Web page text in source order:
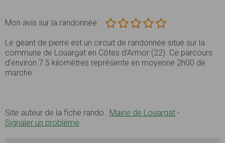
Mon avis sur la randonnée :
Le géant de pierre est un circuit de randonnée situé sur la
commune de Louargat en Côtes d'Armor (22). Ce parcours
d’environ 7.5 kilomètres représente en moyenne 2h00 de
marche.
Site auteur de la fiche rando : Mairie de Louargat -
Signaler un problème